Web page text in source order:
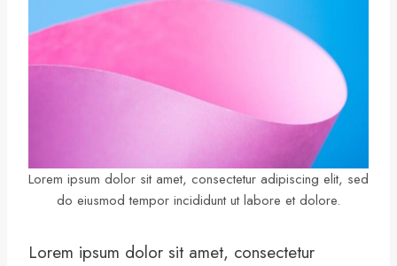
Lorem ipsum dolor sit amet, consectetur adipiscing elit, sed
do eiusmod tempor incididunt ut labore et dolore.
Lorem ipsum dolor sit amet, consectetur